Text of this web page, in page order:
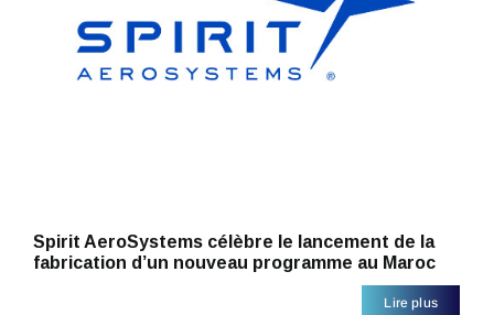
Spirit AeroSystems célèbre le lancement de la
fabrication d’un nouveau programme au Maroc
Lire plus